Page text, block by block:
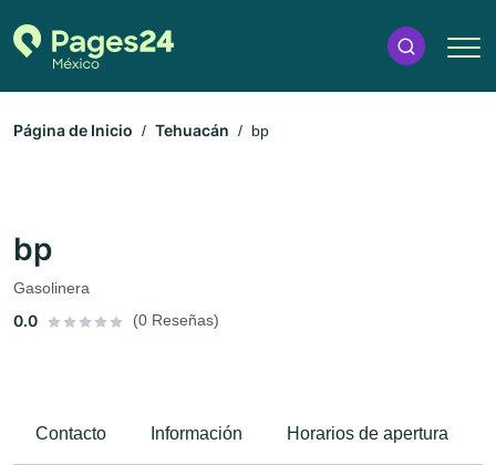
Página de Inicio Tehuacán bp
bp
Gasolinera
0.0 (0 Reseñas)
Contacto Información Horarios de apertura